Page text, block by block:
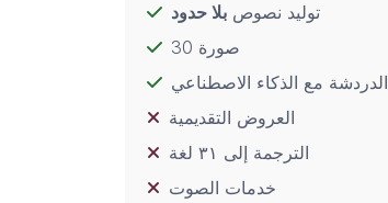
توليد نصوص بلا حدود
30 صورة
الدردشة مع الذكاء الاصطناعي
العروض التقديمية
الترجمة إلى ٣١ لغة
خدمات الصوت